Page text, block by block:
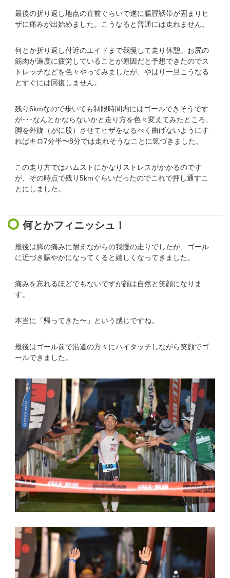
最後の折り返し地点の直前ぐらいで遂に腸脛靱帯が固まりヒ
ザに痛みが出始めました。こうなると普通には走れません。
何とか折り返し付近のエイドまで我慢して走り休憩。お尻の
筋肉が過度に疲労していることが原因だと予想できたのでス
トレッチなどを色々やってみましたが、やはり一旦こうなる
とすぐには回復しません。
残り6kmなので歩いても制限時間内にはゴールできそうです
が･･･なんとかならないかと走り方を色々変えてみたところ、
脚を外旋（がに股）させてヒザをなるべく曲げないようにす
ればキロ7分半〜8分では走れそうなことに気づきました。
この走り方ではハムストにかなりストレスがかかるのです
が、その時点で残り5kmぐらいだったのでこれで押し通すこ
とにしました。
何とかフィニッシュ！
最後は脚の痛みに耐えながらの我慢の走りでしたが、ゴール
に近づき賑やかになってくると嬉しくなってきました。
痛みを忘れるほどでもないですが顔は自然と笑顔になりま
す。
本当に「帰ってきた〜」という感じですね。
最後はゴール前で沿道の方々にハイタッチしながら笑顔でゴ
ールできました。